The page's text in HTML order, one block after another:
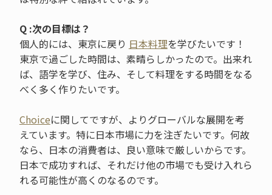
Q :次の目標は？
個人的には、東京に戻り 日本料理を学びたいです！
東京で過ごした時間は、素晴らしかったので。出来れ
ば、語学を学び、住み、そして料理をする時間をなる
べく多く作りたいです。
Choiceに関してですが、よりグローバルな展開を考
えています。特に日本市場に力を注ぎたいです。何故
なら、日本の消費者は、良い意味で厳しいからです。
日本で成功すれば、それだけ他の市場でも受け入れら
れる可能性が高くのなるのです。